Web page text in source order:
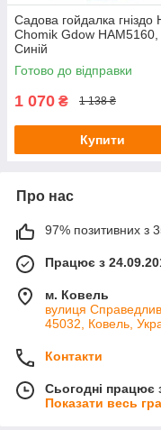
Садова гойдалка гніздо
Chomik Gdow HAM5160,
Синій
Готово до відправки
1 070 ₴ 1 138 ₴
Купити
Про нас
97% позитивних з
Працює з
м. Ковель
вулиця
45032, Ковель,
Контакти
Сьогодні працює
Показати весь